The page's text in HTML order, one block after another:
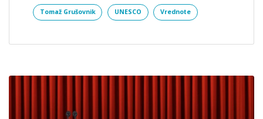
Tomaž Grušovnik UNESCO Vrednote